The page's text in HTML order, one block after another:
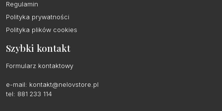
Regulamin
Polityka prywatności
Polityka plików cookies
Szybki kontakt
Formularz kontaktowy
e-mail: kontakt@nelovstore.pl
tel: 881 233 114